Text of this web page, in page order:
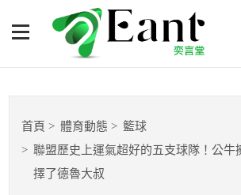
聯盟歷史上運氣超
球隊！公牛擁有喬
籃球
棒球
首頁 體育動態
籃球
聯盟歷史上運氣超好的五支球隊！公牛
擇了德魯大叔